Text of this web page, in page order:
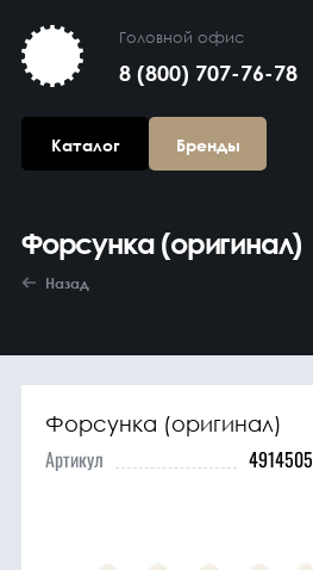
Головной офис
8 (800) 707-76-78
Каталог Бренды
Агрегаты в
сборе
Форсунка (оригинал)
Назад
Форсунка (оригинал)
Артикул 4914505